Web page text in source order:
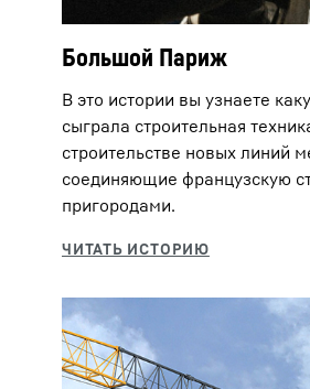
Большой Париж
В это истории вы узнаете
сыграла строительная
строительстве новых линий
соединяющие французскую
пригородами.